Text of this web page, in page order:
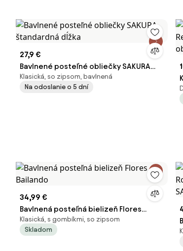
27,9 €
Bavlnené posteľné obliečky SAKURA
štandardná dĺžka
Klasická, so zipsom, bavlnená
Na odoslanie o 5 dní
34,99 €
Bavlnená posteľná bielizeň Flores
Bailando
Klasická, s gombíkmi, so zipsom
Skladom